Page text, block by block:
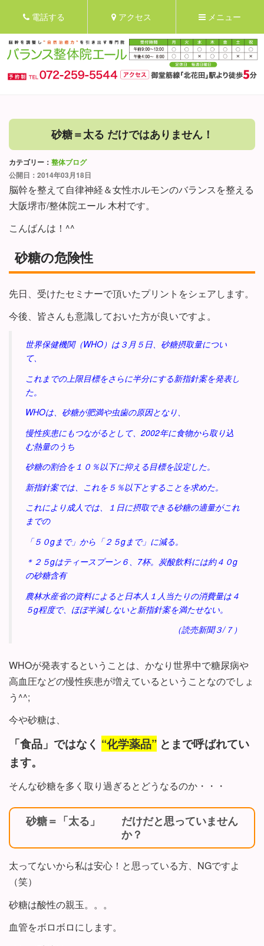
電話する アクセス メニュー
砂糖＝太る だけではありません！
カテゴリー： 整体ブログ
公開日：2014年03月18日
脳幹を整えて自律神経＆女性ホルモンのバランスを整える
大阪堺市/整体院エール 木村です。
こんばんは！^^
砂糖の危険性
先日、受けたセミナーで頂いたプリントをシェアします。
今後、皆さんも意識しておいた方が良いですよ。
世界保健機関（WHO）は３月５日、砂糖摂取量につい
て、
これまでの上限目標をさらに半分にする新指針案を発表し
た。
WHOは、砂糖が肥満や虫歯の原因となり、
慢性疾患にもつながるとして、2002年に食物から取り込
む熱量のうち
砂糖の割合を１０％以下に抑える目標を設定した。
新指針案では、これを５％以下とすることを求めた。
これにより成人では、１日に摂取できる砂糖の適量がこれ
までの
「５０gまで」から「２５gまで」に減る。
＊２５gはティースプーン６、7杯。炭酸飲料には約４０g
の砂糖含有
農林水産省の資料によると日本人１人当たりの消費量は４
５g程度で、ほぼ半減しないと新指針案を満たせない。
（読売新聞３/７）
WHOが発表するということは、かなり世界中で糖尿病や
高血圧などの慢性疾患が増えているということなのでしょ
う^^;
今や砂糖は、
「食品」ではなく “化学薬品” とまで呼ばれてい
ます。
そんな砂糖を多く取り過ぎるとどうなるのか・・・
砂糖＝「太る」 だけだと思っていません
か？
太ってないから私は安心！と思っている方、NGですよ
（笑）
砂糖は酸性の親玉。。。
血管をボロボロにします。